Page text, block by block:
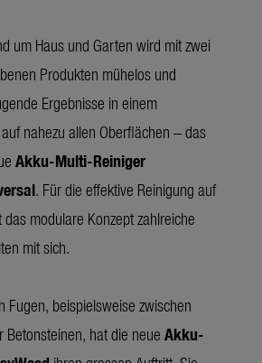
um Haus und Garten wird mit zwei
Produkten mühelos und
Ergebnisse in einem
nahezu allen Oberflächen – das
Akku-Multi-Reiniger
. Für die effektive Reinigung auf
modulare Konzept zahlreiche
mit sich.
Fugen, beispielsweise zwischen
Betonsteinen, hat die neue Akku-